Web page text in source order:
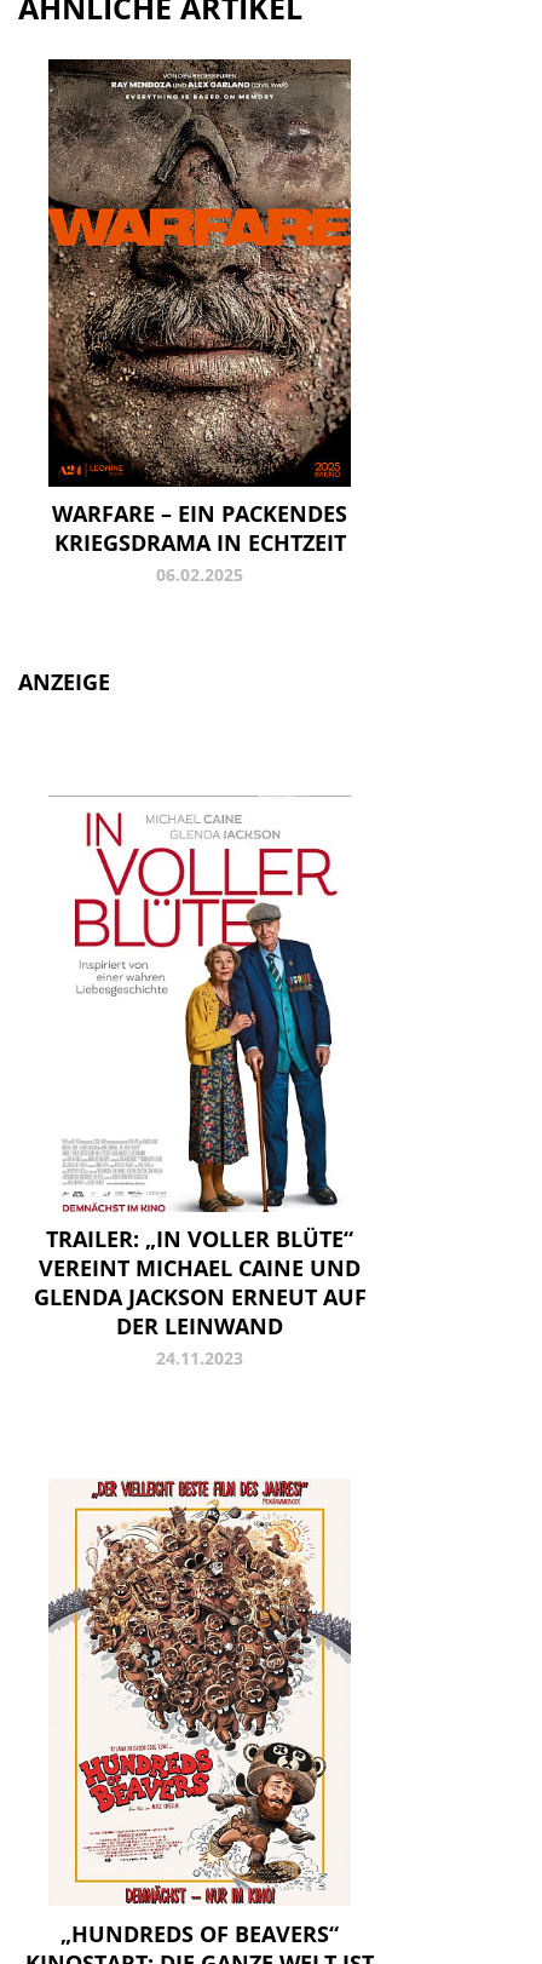
WARFARE – EIN PACKENDES
KRIEGSDRAMA IN ECHTZEIT
06.02.2025
ANZEIGE
TRAILER: „IN VOLLER BLÜTE“
VEREINT MICHAEL CAINE UND
GLENDA JACKSON ERNEUT AUF
DER LEINWAND
24.11.2023
„HUNDREDS OF BEAVERS“